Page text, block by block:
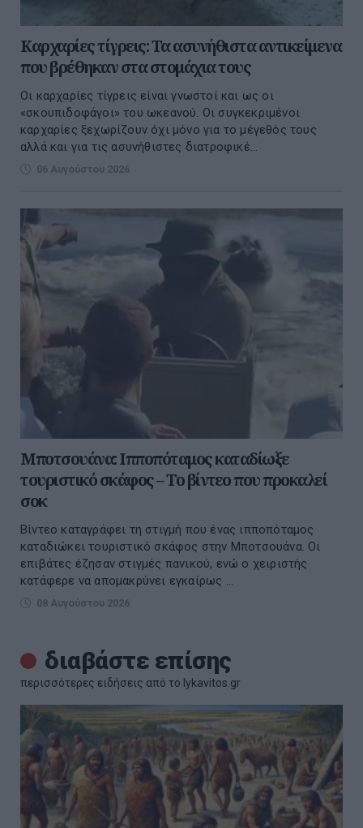
Καρχαρίες τίγρεις: Τα ασυνήθιστα αντικείμενα
που βρέθηκαν στα στομάχια τους
Οι καρχαρίες τίγρεις είναι γνωστοί και ως οι
«σκουπιδοφάγοι» του ωκεανού. Οι συγκεκριμένοι
καρχαρίες ξεχωρίζουν όχι μόνο για το μέγεθός τους
αλλά και για τις ασυνήθιστες διατροφικέ...
06 Αυγούστου 2026
Μποτσουάνα: Ιπποπόταμος καταδίωξε
τουριστικό σκάφος – Το βίντεο που προκαλεί
σοκ
Βίντεο καταγράφει τη στιγμή που ένας ιπποπόταμος
καταδιώκει τουριστικό σκάφος στην Μποτσουάνα. Οι
επιβάτες έζησαν στιγμές πανικού, ενώ ο χειριστής
κατάφερε να απομακρύνει εγκαίρως ...
08 Αυγούστου 2026
διαβάστε επίσης
περισσότερες ειδήσεις από το lykavitos.gr